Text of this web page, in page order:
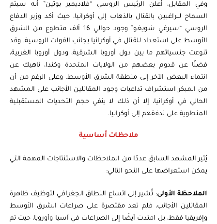
وفي المقابل، أعلن الرئيس الروسي “فلاديمير بوتين” أنه سيتم
السماح للراغبين بالقتال بالذهاب إلى أوكرانيا، حيث أكد وزير الدفاع
الروسي “سيرغي شويغو” وجود حوالي 16 ألف متطوع من الشرق
الأوسط على استعداد للقتال في أوكرانيا بجانب القوات الروسية. وقد
تنوعت جنسياتهم ما بين دول أوروبا الشرقية، ودول أوروبا الغربية،
فضلًا عن قدوم بعضهم من الولايات المتحدة وكندا، ناهيك عن
انتماء البعض الآخر إلى منطقة الشرق الأوسط. وعلى الرغم من أن
من المبكر استشراف تداعيات وجود المقاتلين الأجانب على المشهد
الحالي في أوكرانيا، إلا أن ذلك لا ينفي حجم التحديات المستقبلية
المنطوية على تدفقهم إلى أوكرانيا.
ملاحظات أساسية
يُثير المشهد السابق عددًا من الملاحظات والاستنتاجات المهمة التي
يمكن استعراضها على النحو التالي:
الملاحظة الأولى: تُشير إلى اتساع النطاق الجغرافي لتوظيف ظاهرة
المقاتلين الأجانب، فلم تعد مقتصرة على صراعات الشرق الأوسط
وإفريقيا فقط، بل امتدت أيضًا إلى الصراعات في آسيا وأوروبا، حيث تم